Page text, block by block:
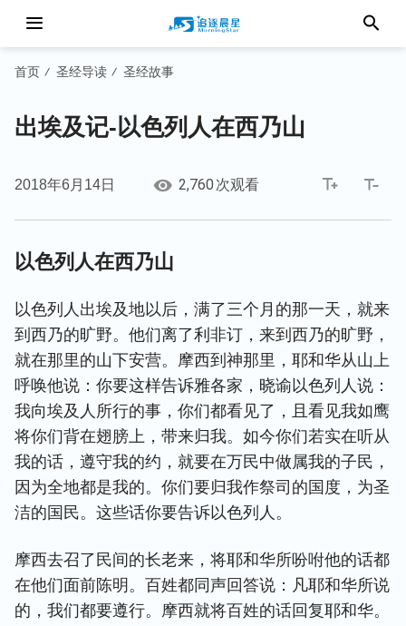
首页 / 圣经导读 / 圣经故事
出埃及记-以色列人在西乃山
2018年6月14日 2,760 次观看
以色列人在西乃山
以色列人出埃及地以后，满了三个月的那一天，就来
到西乃的旷野。他们离了利非订，来到西乃的旷野，
就在那里的山下安营。摩西到神那里，耶和华从山上
呼唤他说：你要这样告诉雅各家，晓谕以色列人说：
我向埃及人所行的事，你们都看见了，且看见我如鹰
将你们背在翅膀上，带来归我。如今你们若实在听从
我的话，遵守我的约，就要在万民中做属我的子民，
因为全地都是我的。你们要归我作祭司的国度，为圣
洁的国民。这些话你要告诉以色列人。
摩西去召了民间的长老来，将耶和华所吩咐他的话都
在他们面前陈明。百姓都同声回答说：凡耶和华所说
的，我们都要遵行。摩西就将百姓的话回复耶和华。